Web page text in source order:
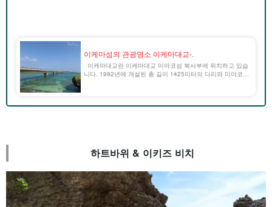
이케마섬의 관광명소 이케마대교-.
이케마대교란 이케마대교 미야코섬 북서부에 위치하고 있습
니다. 1992년에 개설된 총 길이 1425미터의 다리와 미야코섬
하트바위 & 이키즈 비치